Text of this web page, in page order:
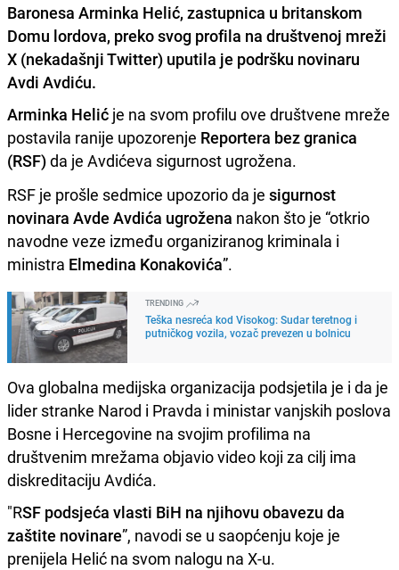
Baronesa Arminka Helić, zastupnica u britanskom
Domu lordova, preko svog profila na društvenoj mreži
X (nekadašnji Twitter) uputila je podršku novinaru
Avdi Avdiću.
Arminka Helić je na svom profilu ove društvene mreže
postavila ranije upozorenje Reportera bez granica
(RSF)da je Avdićeva sigurnost ugrožena.
RSF je prošle sedmice upozorio da je sigurnost
novinara Avde Avdića ugrožena nakon što je “otkrio
navodne veze između organiziranog kriminala i
ministra Elmedina Konakovića”.
TRENDING
Teška nesreća kod Visokog: Sudar teretnog i
putničkog vozila, vozač prevezen u bolnicu
Ova globalna medijska organizacija podsjetila je i da je
lider stranke Narod i Pravda i ministar vanjskih poslova
Bosne i Hercegovine na svojim profilima na
društvenim mrežama objavio video koji za cilj ima
diskreditaciju Avdića.
"RSF podsjeća vlasti BiH na njihovu obavezu da
zaštite novinare”, navodi se u saopćenju koje je
prenijela Helić na svom nalogu na X-u.